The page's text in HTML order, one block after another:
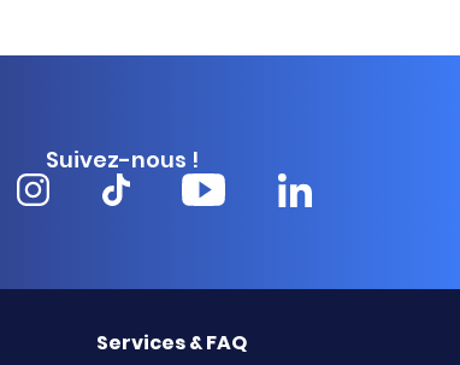
Suivez-nous !
Services & FAQ